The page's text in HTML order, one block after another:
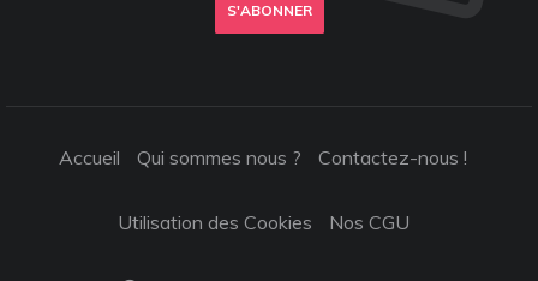
S'ABONNER
Accueil Qui sommes nous ? Contactez-nous !
Utilisation des Cookies Nos CGU